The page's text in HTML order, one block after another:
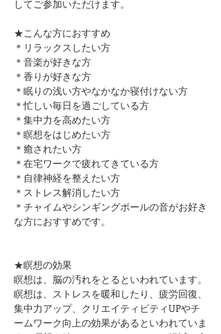
してご参加いただけます。
★こんな方におすすめ
＊リラックスしたい方
＊音楽が好きな方
​＊香りが好きな方
＊眠りの浅い方やなかなか寝付けない方
＊忙しい毎日を過ごしている方
＊集中力を高めたい方
＊瞑想をはじめたい方​
​＊癒されたい方
＊在宅ワークで疲れてきている方
＊自律神経を整えたい方
​＊ストレス解消したい方
＊チャイムやシンギングボールの音がお好き
な方におすすめです。
★瞑想の効果
瞑想は、脳の汚れをとるといわれています。
瞑想は、ストレスを暖和したり、疲労回復、
集中力アップ、クリエイティビティUPやチ
ームワーク向上の効果があるといわれていま